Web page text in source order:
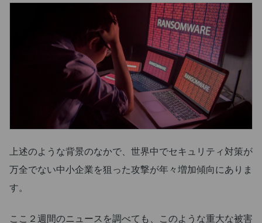
上述のような背景のなかで、世界中でセキュリティ対策が
万全でない中小企業を狙った攻撃が年々増加傾向にありま
す。
ここ２週間のニュースを調べても、このような重大な被害